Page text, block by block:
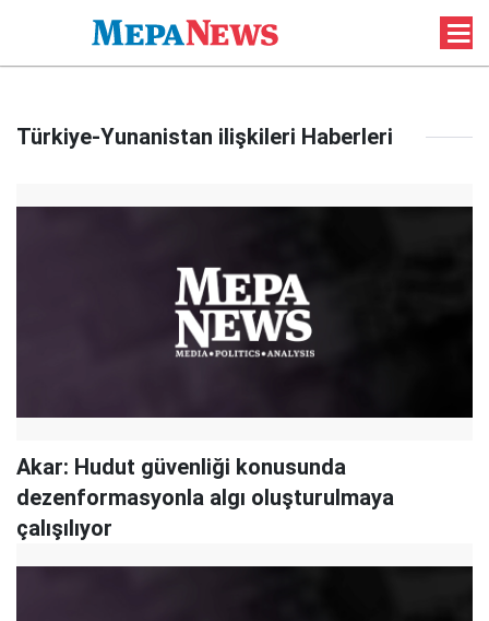
Türkiye-Yunanistan ilişkileri Haberleri
Akar: Hudut güvenliği konusunda
dezenformasyonla algı oluşturulmaya
çalışılıyor